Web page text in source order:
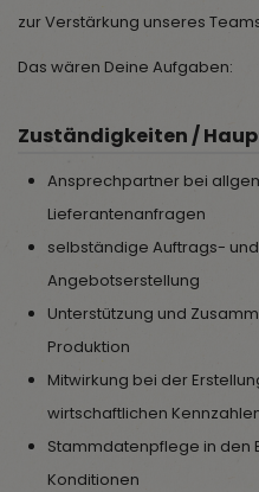
zur Verstärkung unseres
Das wären Deine Aufgaben:
Zuständigkeiten /
Ansprechpartner bei
Lieferantenanfragen
selbständige Auftrags-
Angebotserstellung
Unterstützung und
Produktion
Mitwirkung bei der
wirtschaftlichen
Stammdatenpflege in den
Konditionen